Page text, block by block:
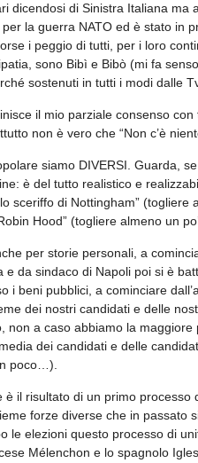
dicendosi di Sinistra Italiana ma
la guerra NATO ed è stato in
i peggio di tutti, per i loro
sono Bibì e Bibò (mi fa
sostenuti in tutti i modi dalle
il mio parziale consenso con
non è vero che “Non c’è
siamo DIVERSI. Guarda,
è del tutto realistico e
sceriffo di Nottingham”
Hood” (togliere almeno un
per storie personali, a
e da sindaco di Napoli poi si è
i beni pubblici, a cominciare
dei nostri candidati e delle
non a caso abbiamo la
dei candidati e delle
poco…).
è il risultato di un primo
forze diverse che in passato
le elezioni questo processo di
Mélenchon e lo spagnolo